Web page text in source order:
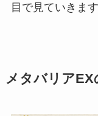
目で見ていきます
メタバリア